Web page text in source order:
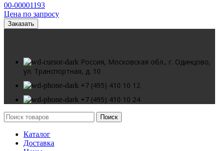
00-00001193
Цена по запросу
Заказать
Россия, Московская обл., г. Одинцово,
ул. Транспортная, д. 10
+7 (495) 410 10 12
+7 (495) 410 10 24
Поиск
Каталог
Доставка